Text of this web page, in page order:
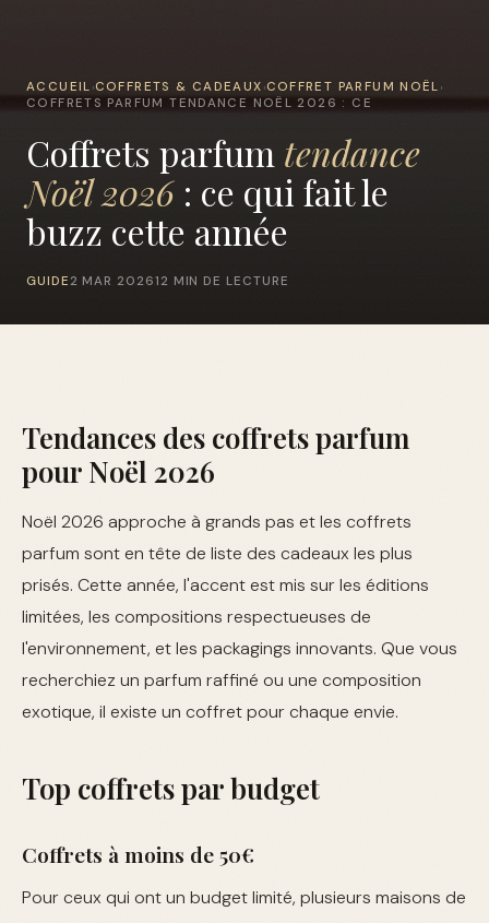
ACCUEIL ›COFFRETS & CADEAUX ›COFFRET PARFUM NOËL ›
COFFRETS PARFUM TENDANCE NOËL 2026 : CE
Coffrets parfum tendance
Noël 2026 : ce qui fait le
buzz cette année
GUIDE 2 MAR 202612 MIN DE LECTURE
Tendances des coffrets parfum
pour Noël 2026
Noël 2026 approche à grands pas et les coffrets
parfum sont en tête de liste des cadeaux les plus
prisés. Cette année, l'accent est mis sur les éditions
limitées, les compositions respectueuses de
l'environnement, et les packagings innovants. Que vous
recherchiez un parfum raffiné ou une composition
exotique, il existe un coffret pour chaque envie.
Top coffrets par budget
Coffrets à moins de 50€
Pour ceux qui ont un budget limité, plusieurs maisons de